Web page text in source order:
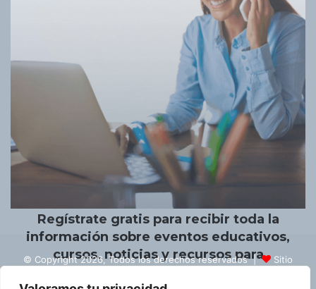
Un placer conocerte.
Regístrate gratis para recibir toda la
información sobre eventos educativos,
cursos, noticias y recursos para
© Copyright 2026, Todos los derechos reservados |
Sitio
creado por NextBrain Educación